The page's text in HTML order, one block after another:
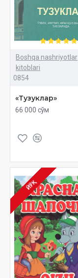
Boshqa nashriyotlar
kitoblari
0854
«Тузуклар»
66 000 сўм
ЙЎҚ